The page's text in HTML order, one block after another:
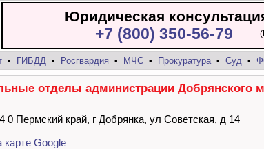
Юридическая
+7 (800) 350-56-79
• ГИБДД • Росгвардия • МЧС • Прокуратура• Суд •
отделы администрации Добрянского
0 Пермский край, г Добрянка, ул Советская, д 14
карте Google